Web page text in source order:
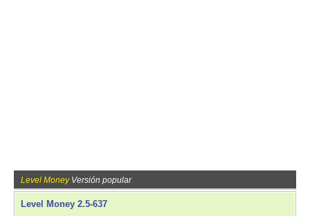
Level MoneyVersión popular
Level Money 2.5-637